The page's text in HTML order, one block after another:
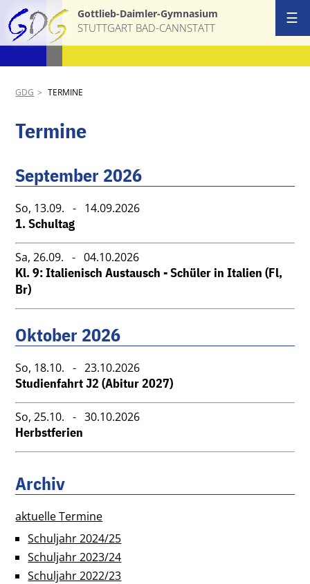
Gottlieb-Daimler-Gymnasium
STUTTGART BAD-CANNSTATT
GDG TERMINE
Termine
September 2026
So, 13.09. - 14.09.2026
1. Schultag
Sa,26.09. - 04.10.2026
Kl. 9: Italienisch Austausch - Schüler in Italien (Fl,
Br)
Oktober 2026
So, 18.10. - 23.10.2026
Studienfahrt J2 (Abitur 2027)
So,25.10. - 30.10.2026
Herbstferien
Archiv
aktuelle Termine
Schuljahr 2024/25
Schuljahr 2023/24
Schuljahr 2022/23
☰